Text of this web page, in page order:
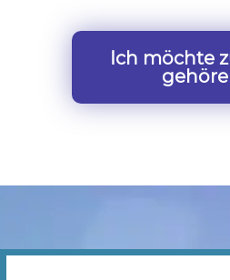
Ich möchte